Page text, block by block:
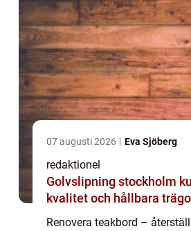
07 augusti 2026 Eva Sjöberg
redaktionel
Golvslipning stockholm kunskap,
kvalitet och hållbara
Renovera teakbord –